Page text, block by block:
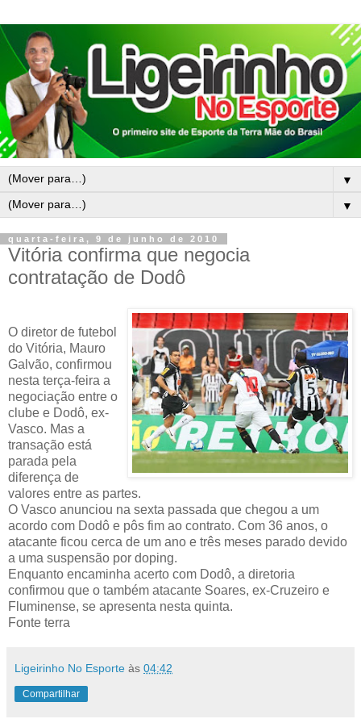
▼
▼
quarta-feira, 9 de junho de 2010
Vitória confirma que negocia
contratação de Dodô
O diretor de futebol
do Vitória, Mauro
Galvão, confirmou
nesta terça-feira a
negociação entre o
clube e Dodô, ex-
Vasco. Mas a
transação está
parada pela
diferença de
valores entre as partes.
O Vasco anunciou na sexta passada que chegou a um
acordo com Dodô e pôs fim ao contrato. Com 36 anos, o
atacante ficou cerca de um ano e três meses parado devido
a uma suspensão por doping.
Enquanto encaminha acerto com Dodô, a diretoria
confirmou que o também atacante Soares, ex-Cruzeiro e
Fluminense, se apresenta nesta quinta.
Fonte terra
Ligeirinho No Esporte às 04:42
Compartilhar